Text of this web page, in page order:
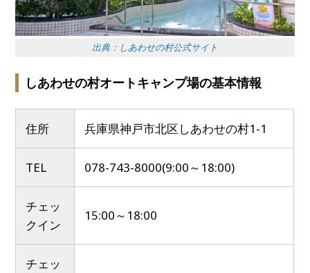
出典：しあわせの村公式サイト
しあわせの村オートキャンプ場の基本情報
住所 兵庫県神戸市北区しあわせの村1-1
TEL 078-743-8000(9:00～18:00)
チェッ
クイン
15:00～18:00
チェッ